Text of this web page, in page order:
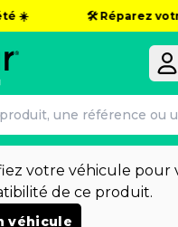
☀️ 🛠️ Réparez
votre véhicule pour
de ce produit.
véhicule